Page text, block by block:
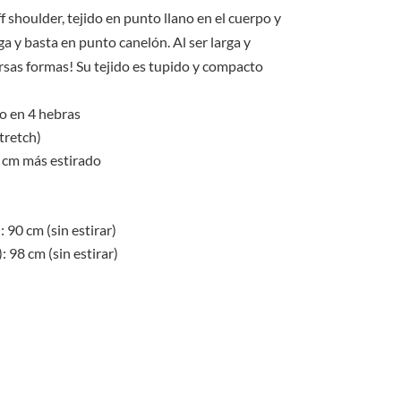
70.00.es:
S/65.00.
shoulder, tejido en punto llano en el cuerpo y
y basta en punto canelón. Al ser larga y
formas! Su tejido es tupido y compacto
en 4 hebras
más estirado
90 cm (sin estirar)
98 cm (sin estirar)